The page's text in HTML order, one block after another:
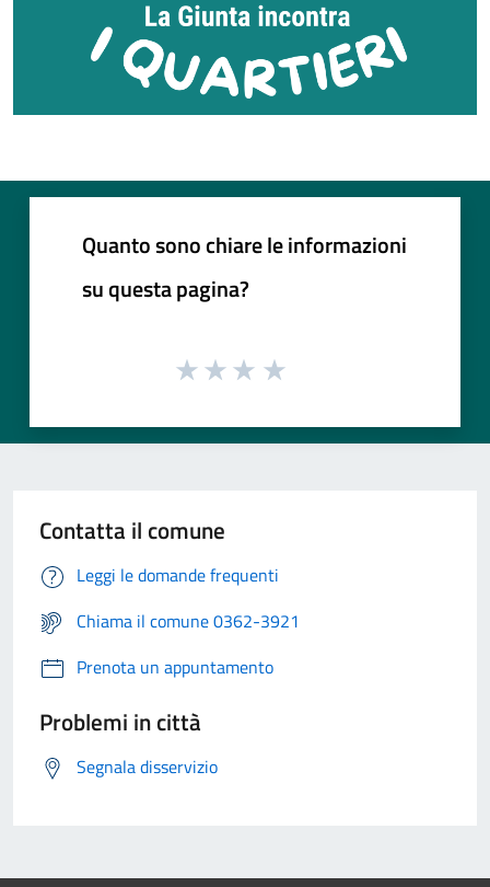
Quanto sono chiare le informazioni
su questa pagina?
Contatta il comune
Leggi le domande frequenti
Chiama il comune 0362-3921
Prenota un appuntamento
Problemi in città
Segnala disservizio